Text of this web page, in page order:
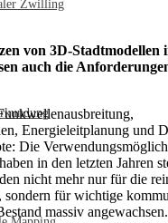
Zwilling
von 3D-Stadtmodellen
auch die
Energieleitplanung und
Die
in den letzten Jahren
nicht mehr nur für die
sondern für wichtige
massiv